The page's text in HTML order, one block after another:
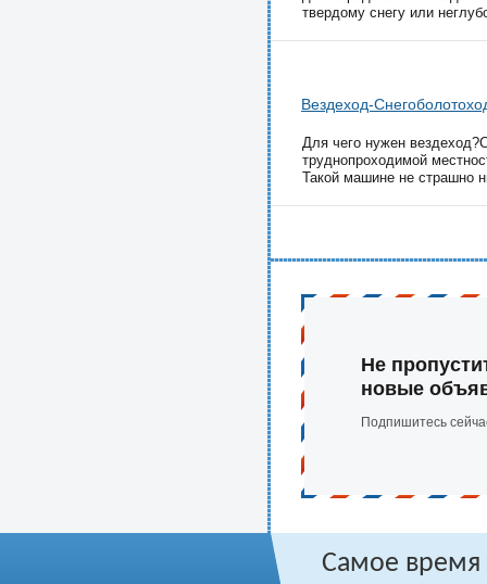
твердому снегу или
Вездеход-
Для чего нужен
труднопроходимой
Такой машине не страшно
Не
новые
Подпишитесь
Самое время